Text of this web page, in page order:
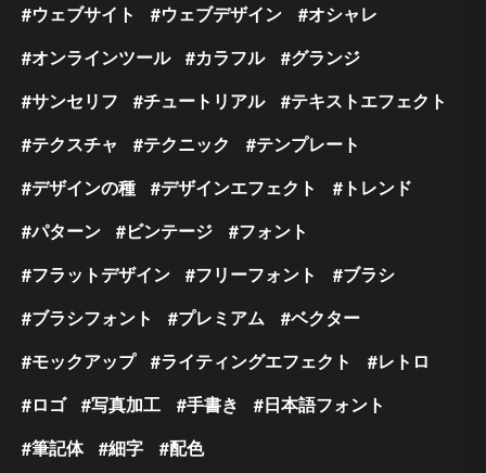
ウェブサイト
ウェブデザイン
オシャレ
オンラインツール
カラフル
グランジ
サンセリフ
チュートリアル
テキストエフェクト
テクスチャ
テクニック
テンプレート
デザインの種
デザインエフェクト
トレンド
パターン
ビンテージ
フォント
フラットデザイン
フリーフォント
ブラシ
ブラシフォント
プレミアム
ベクター
モックアップ
ライティングエフェクト
レトロ
ロゴ
写真加工 手書き
日本語フォント
筆記体
細字 配色